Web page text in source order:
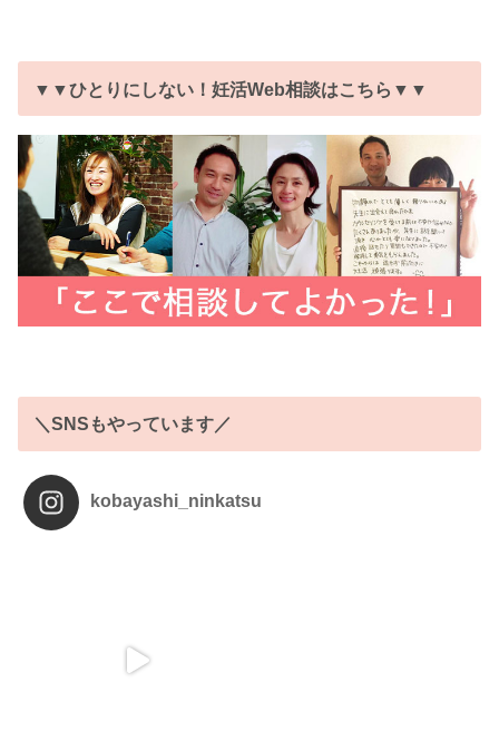
▼▼ひとりにしない！妊活Web相談はこちら▼▼
＼SNSもやっています／
kobayashi_ninkatsu